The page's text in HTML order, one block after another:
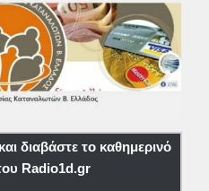
διαβάστε το καθημερινό
Radio1d.gr